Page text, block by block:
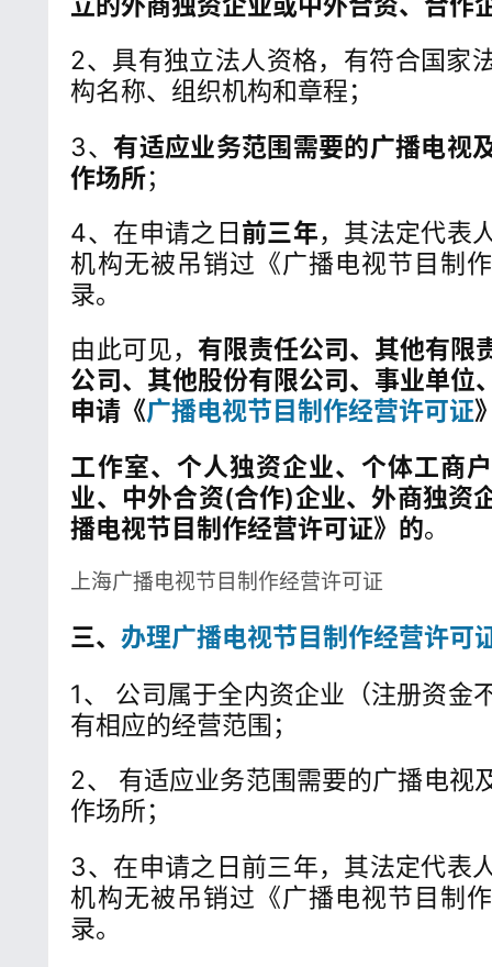
2、具有独立法人资格，有符合国家
构名称、组织机构和章程；
3、有适应业务范围需要的广播电视
作场所；
4、在申请之日 前三年，其法定代表
机构无被吊销过《广播电视节目制
录。
由此可见， 有限责任公司、其他有限
公司、其他股份有限公司、事业单位
申请《广播电视节目制作经营许可证
工作室、个人独资企业、个体工商
业、中外合资(合作)企业、外商独资
播电视节目制作经营许可证》的。
上海广播电视节目制作经营许可证
三、办理广播电视节目制作经营许可
1、 公司属于全内资企业（注册资金
有相应的经营范围；
2、 有适应业务范围需要的广播电视
作场所；
3、在申请之日前三年，其法定代表
机构无被吊销过《广播电视节目制
录。